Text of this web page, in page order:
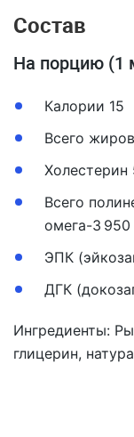
Состав
На порцию (1
Калории 15
Всего
Холестерин
Всего
омега-3 950
ЭПК
ДГК
Ингредиенты:
глицерин,